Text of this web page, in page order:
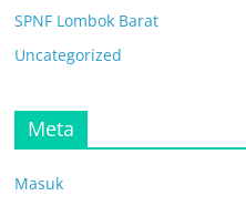
SPNF Lombok Barat
Uncategorized
Meta
Masuk